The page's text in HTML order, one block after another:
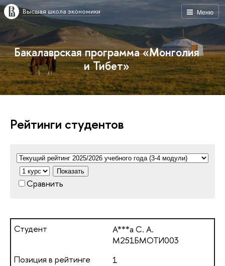
Меню
Высшая школа экономики
Бакалаврская программа «Монголия
и Тибет»
Рейтинги студентов
Показать
Сравнить
А***а С. А.
М251БМОТИ003
1